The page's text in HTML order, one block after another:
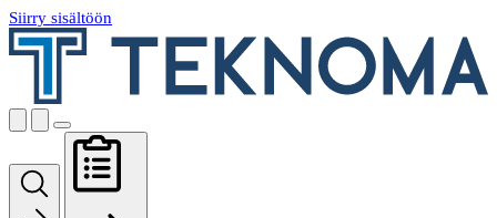
Siirry sisältöön